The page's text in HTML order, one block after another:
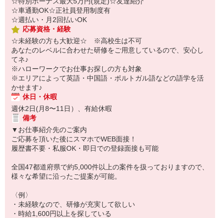
☆車通勤OK☆正社員登用制度有
☆週払い・月2回払いOK
応募資格・経験
☆未経験の方も大歓迎☆ ※高校生は不可
あなたのレベルに合わせた研修をご用意しているので、安心し
てネ♪
※ハローワークでお仕事お探しの方も対象
※エリアによって英語・中国語・ポルトガル語などの語学を活
かせます♪
休日・休暇
週休2日(月8〜11日）、有給休暇
備考
▼お仕事紹介先のご案内
ご応募を頂いた後にスマホでWEB面接！
履歴書不要・私服OK・即日での登録面接も可能
全国47都道府県で約5,000件以上の案件を扱っておりますので、
様々な希望に沿ったご提案が可能。
〈例〉
・未経験なので、研修が充実して欲しい
・時給1,600円以上を探している